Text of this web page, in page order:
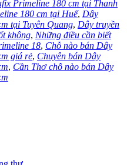
Primeline 180 cm tại Thanh
180 cm tại Huế, Dây
tại Tuyên Quang, Dây truyền
không, Những điều cần biết
18, Chỗ nào bán Dây
giá rẻ, Chuyên bán Dây
, Cần Thơ chỗ nào bán Dây